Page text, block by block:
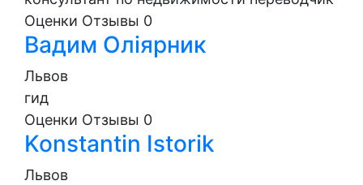
Оценки Отзывы 0
Вадим Оліярник
Львов
гид
Оценки Отзывы 0
Konstantin Istorik
Львов